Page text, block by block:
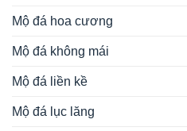
Mộ đá hoa cương
Mộ đá không mái
Mộ đá liền kề
Mộ đá lục lăng